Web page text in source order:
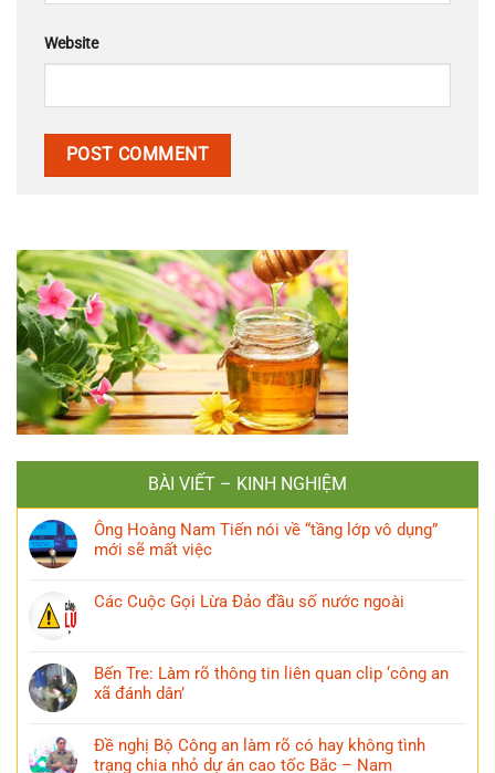
Website
BÀI VIẾT – KINH NGHIỆM
Ông Hoàng Nam Tiến nói về “tầng lớp vô dụng”
mới sẽ mất việc
Các Cuộc Gọi Lừa Đảo đầu số nước ngoài
Bến Tre: Làm rõ thông tin liên quan clip ‘công an
xã đánh dân’
Đề nghị Bộ Công an làm rõ có hay không tình
trạng chia nhỏ dự án cao tốc Bắc – Nam